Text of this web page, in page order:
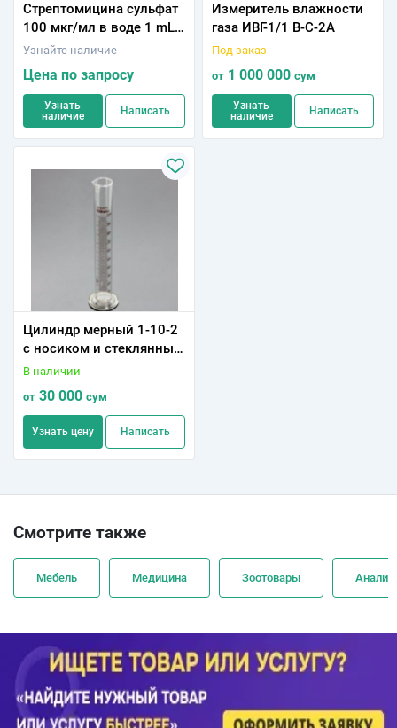
Стрептомицина сульфат
100 мкг/мл в воде 1 mL,
ISO 17034
Узнайте наличие
Цена по запросу
Узнать
наличие
Написать
Измеритель влажности
газа ИВГ-1/1 В-С-2А
Под заказ
от 1 000 000 сум
Узнать
наличие
Написать
Цилиндр мерный 1-10-2
с носиком и стеклянным
основанием
В наличии
от 30 000 сум
Узнать цену Написать
Смотрите также
Мебель Медицина Зоотовары